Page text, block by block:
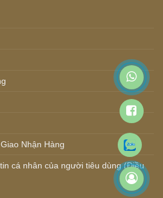
Nhận Hàng
cá nhân của người tiêu dùng (Điều